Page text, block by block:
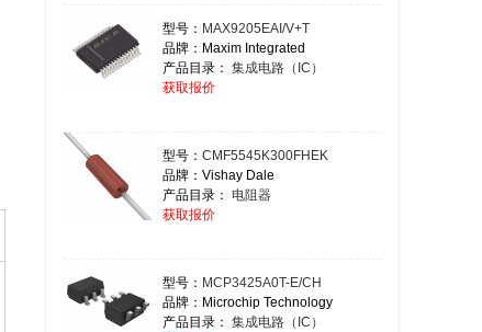
型号： MAX9205EAI/V+T
品牌：Maxim Integrated
产品目录： 集成电路（IC）
获取报价
型号： CMF5545K300FHEK
品牌：Vishay Dale
产品目录： 电阻器
获取报价
型号： MCP3425A0T-E/CH
品牌：Microchip Technology
产品目录： 集成电路（IC）